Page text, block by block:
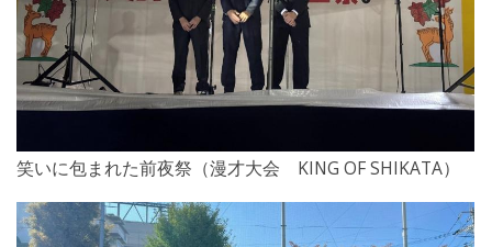
笑いに包まれた前夜祭（漫才大会 KING OF SHIKATA）